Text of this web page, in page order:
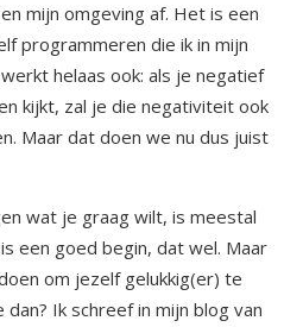
mijn omgeving af. Het is een
programmeren die ik in mijn
helaas ook: als je negatief
kijkt, zal je die negativiteit ook
Maar dat doen we nu dus juist
wat je graag wilt, is meestal
een goed begin, dat wel. Maar
om jezelf gelukkig(er) te
Ik schreef in mijn blog van